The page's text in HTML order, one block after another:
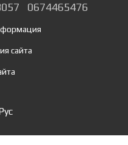
0674465476
сайта